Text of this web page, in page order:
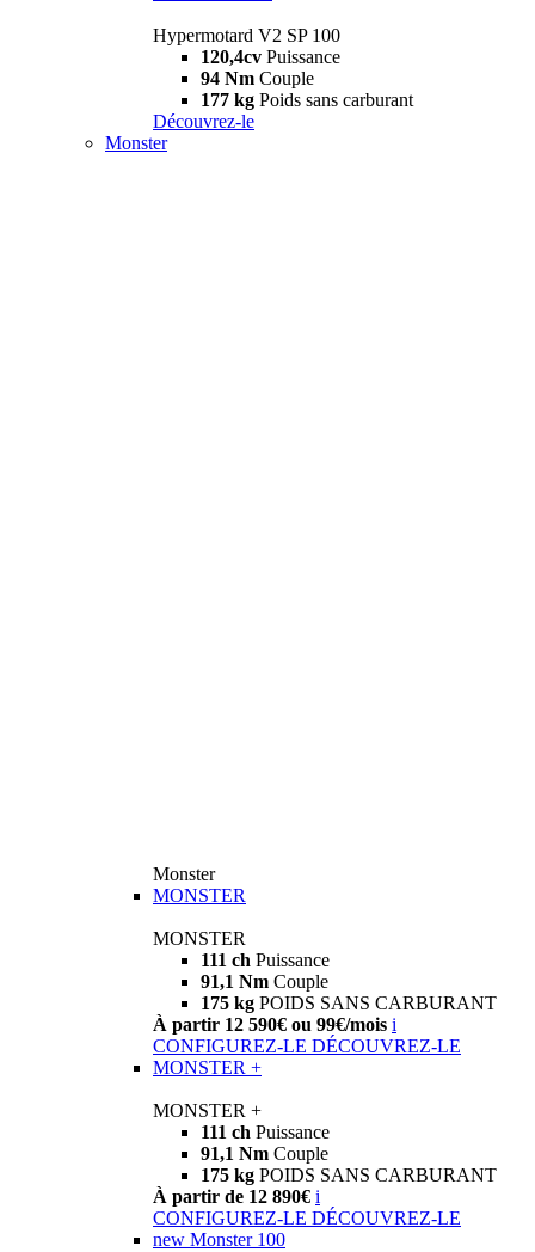
Hypermotard V2 SP 100
120,4cv Puissance
94 Nm Couple
177 kg Poids sans carburant
Découvrez-le
Monster
Monster
MONSTER
MONSTER
111 ch Puissance
91,1 Nm Couple
175 kg POIDS SANS CARBURANT
À partir 12 590€ ou 99€/mois i
CONFIGUREZ-LE DÉCOUVREZ-LE
MONSTER +
MONSTER +
111 ch Puissance
91,1 Nm Couple
175 kg POIDS SANS CARBURANT
À partir de 12 890€ i
CONFIGUREZ-LE DÉCOUVREZ-LE
new Monster 100